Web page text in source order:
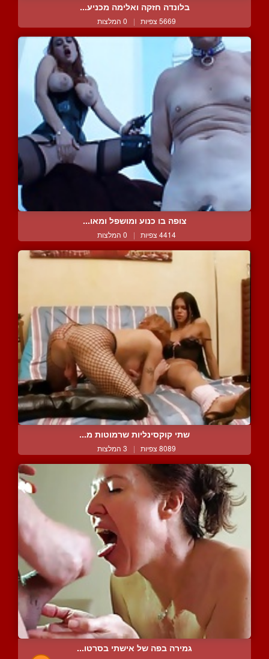
בלונדה חזקה ואלימה מכניע...
5669 צפיות | 0 המלצות
צופה בו כנוע ומושפל ומאו...
4414 צפיות | 0 המלצות
שתי קוקסינליות שרמוטות מ...
8089 צפיות | 3 המלצות
גמירה בפה של אישתי בסרטו...